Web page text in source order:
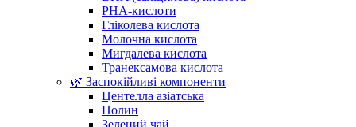
PHA-кислоти
Гліколева кислота
Молочна кислота
Мигдалева кислота
Транексамова кислота
🌿 Заспокійливі компоненти
Центелла азіатська
Полин
Зелений чай